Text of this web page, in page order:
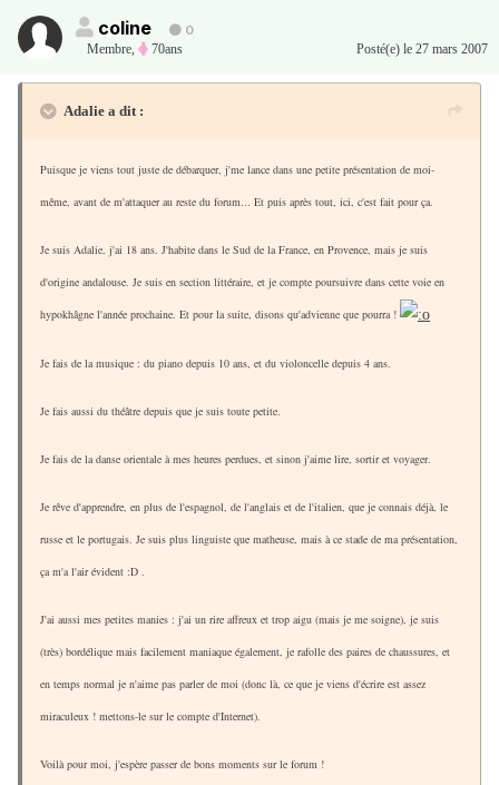
coline
0
Membre, 70ans Posté(e) le 27 mars 2007
Adalie a dit :
Puisque je viens tout juste de débarquer, j'me lance dans une petite présentation de moi-
même, avant de m'attaquer au reste du forum... Et puis après tout, ici, c'est fait pour ça.
Je suis Adalie, j'ai 18 ans. J'habite dans le Sud de la France, en Provence, mais je suis
d'origine andalouse. Je suis en section littéraire, et je compte poursuivre dans cette voie en
hypokhâgne l'année prochaine. Et pour la suite, disons qu'advienne que pourra !
Je fais de la musique : du piano depuis 10 ans, et du violoncelle depuis 4 ans.
Je fais aussi du théâtre depuis que je suis toute petite.
Je fais de la danse orientale à mes heures perdues, et sinon j'aime lire, sortir et voyager.
Je rêve d'apprendre, en plus de l'espagnol, de l'anglais et de l'italien, que je connais déjà, le
russe et le portugais. Je suis plus linguiste que matheuse, mais à ce stade de ma présentation,
ça m'a l'air évident :D .
J'ai aussi mes petites manies : j'ai un rire affreux et trop aigu (mais je me soigne), je suis
(très) bordélique mais facilement maniaque également, je rafolle des paires de chaussures, et
en temps normal je n'aime pas parler de moi (donc là, ce que je viens d'écrire est assez
miraculeux ! mettons-le sur le compte d'Internet).
Voilà pour moi, j'espère passer de bons moments sur le forum !